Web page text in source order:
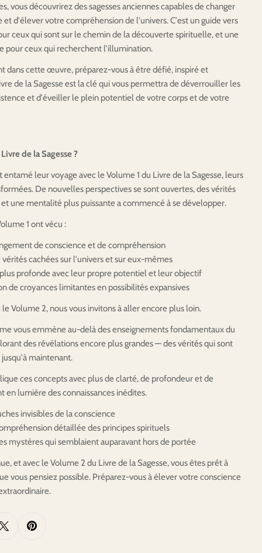
vous découvrirez des sagesses anciennes capables de changer
et d'élever votre compréhension de l'univers. C'est un guide vers
ceux qui sont sur le chemin de la découverte spirituelle, et une
pour ceux qui recherchent l'illumination.
dans cette œuvre, préparez-vous à être défié, inspiré et
de la Sagesse est la clé qui vous permettra de déverrouiller les
et d'éveiller le plein potentiel de votre corps et de votre
de la Sagesse ?
entamé leur voyage avec le Volume 1 du Livre de la Sagesse, leurs
De nouvelles perspectives se sont ouvertes, des vérités
une mentalité plus puissante a commencé à se développer.
1 ont vécu :
de conscience et de compréhension
cachées sur l'univers et sur eux-mêmes
profonde avec leur propre potentiel et leur objectif
de croyances limitantes en possibilités expansives
Volume 2, nous vous invitons à aller encore plus loin.
vous emmène au-delà des enseignements fondamentaux du
des révélations encore plus grandes — des vérités qui sont
maintenant.
ces concepts avec plus de clarté, de profondeur et de
en lumière des connaissances inédites.
invisibles de la conscience
détaillée des principes spirituels
mystères qui semblaient auparavant hors de portée
et avec le Volume 2 du Livre de la Sagesse, vous êtes prêt à
vous pensiez possible. Préparez-vous à élever votre conscience